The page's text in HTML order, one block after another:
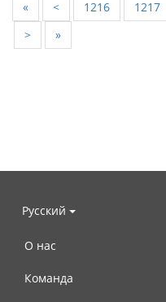
« < 1216 1217
>
»
Русский
О нас
Команда